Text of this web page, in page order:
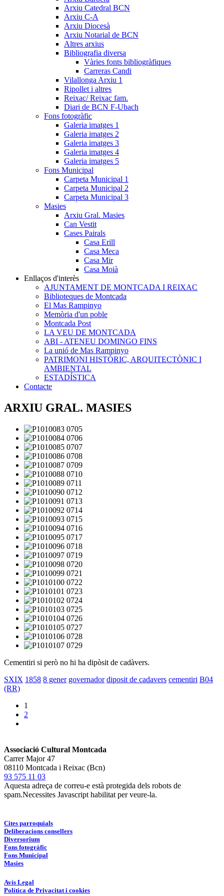
Arxiu Catedral BCN
Arxiu C-A
Arxiu Diocesà
Arxiu Notarial de BCN
Altres arxius
Bibliografia diversa
Vàries fonts bibliogràfiques
Carreras Candi
Vilallonga Arxiu 1
Ripollet i altres
Reixac/ Reixac fam.
Diari de BCN F-Ubach
Fons fotogràfic
Galeria imatges 1
Galeria imatges 2
Galeria imatges 3
Galeria imatges 4
Galeria imatges 5
Fons Municipal
Carpeta Municipal 1
Carpeta Municipal 2
Carpeta Municipal 3
Masies
Arxiu Gral. Masies
Can Vestit
Cases Pairals
Casa Erill
Casa Meca
Casa Mir
Casa Moià
Enllaços d'interès
AJUNTAMENT DE MONTCADA I REIXAC
Biblioteques de Montcada
El Mas Rampinyo
Memòria d'un poble
Montcada Post
LA VEU DE MONTCADA
ABI - ATENEU DOMINGO FINS
La unió de Mas Rampinyo
PATRIMONI HISTÒRIC, ARQUITECTÒNIC I
AMBIENTAL
ESTADÍSTICA
Contacte
ARXIU GRAL. MASIES
Cementiri si però no hi ha dipòsit de cadàvers.
SXIX 1858 8 gener governador diposit de cadavers cementiri B04
(RR)
1
2
Associació Cultural Montcada
Carrer Major 47
08110 Montcada i Reixac (Bcn)
93 575 11 03
Aquesta adreça de correu-e està protegida dels robots de
spam.Necessites Javascript habilitat per veure-la.
Cites parroquials
Deliberacions consellers
Diversorium
Fons fotogràfic
Fons Municipal
Masies
Avís Legal
Política de Privacitat i cookies